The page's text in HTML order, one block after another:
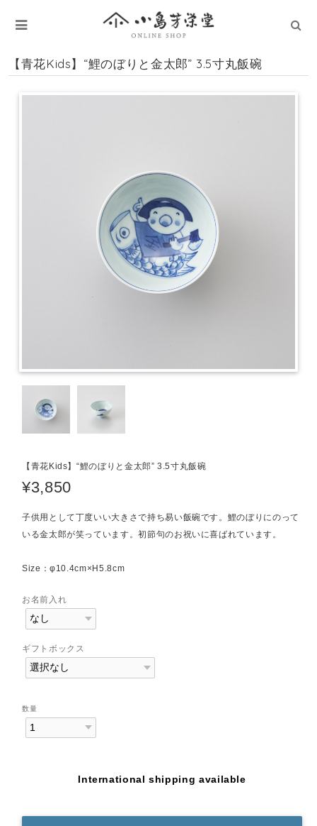
【青花Kids】“鯉のぼりと金太郎” 3.5寸丸飯碗
【青花Kids】“鯉のぼりと金太郎” 3.5寸丸飯碗
¥3,850
子供用として丁度いい大きさで持ち易い飯碗です。鯉のぼりにのって
いる金太郎が笑っています。初節句のお祝いに喜ばれています。
Size：φ10.4cm×H5.8cm
お名前入れ
ギフトボックス
数量
International shipping available